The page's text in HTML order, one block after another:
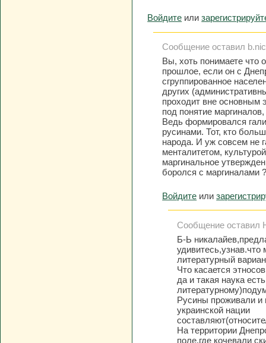
Войдите или
Сообщение оставил
Вы, хоть понимаете что
прошлое, если он с
сгруппированное
других
проходит вне основным
под понятие
Ведь формировался
русинами. Тот, кто
народа. И уж совсем не
менталитетом,
маргинальное
боролся с маргиналами
Войдите или
Сообщение оставил
Б-Ь
удивитесь,узнав.что
литературный
Что касается
да и такая наука
Русины проживали и
украинской нации
На территории
поле,где кочевали